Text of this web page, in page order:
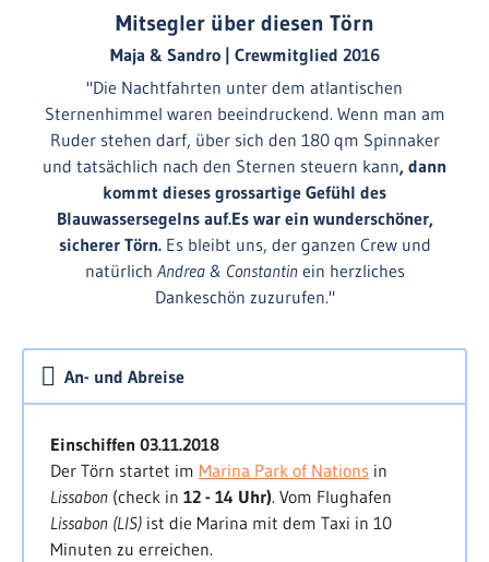
Sinesbis nach Lagos an der Algarve. Für
unseren Seeschlag zu den portugiesischen Inseln
im Atlantischen Ozean passen wir ein günstiges
Wetterfenster ab. Bei 500 sm planen wir drei Tage
und Nächte auf hoher See ein. Die Wachen fahren
wir für die Substanz der Crew schonend im
überlappenden System.
Porto Santo & Madeira
Mit Ansteuerung vonPorto Santo erreichen wir das
Madeira Archipel. Die kleine Insel hat ein
wüstenähnlich trockenes Klima. Nach einer
einen Tagesschlag entfernt liegt. Wir machen im
ResortQuinta do Lorde
Leihwagen und erkunden die von grüner und
wilder Botanik geprägten Insel. Im umtriebigen
Funchal
erleben wir das Ambiente der Altstadt.
Kanarische Inseln
Wir verlassenMadeira
Mitsegler über diesen Törn
Maja & Sandro | Crewmitglied 2016
"Die Nachtfahrten unter dem atlantischen
Sternenhimmel waren beeindruckend. Wenn man am
Ruder stehen darf, über sich den 180 qm Spinnaker
und tatsächlich nach den Sternen steuern kann, dann
kommt dieses grossartige Gefühl des
Blauwassersegelns auf.Es war ein wunderschöner,
sicherer Törn. Es bleibt uns, der ganzen Crew und
natürlich Andrea & Constantinein herzliches
Dankeschön zuzurufen."
An- und Abreise
Einschiffen 03.11.2018
Der Törn startet im Marina Park of Nations in
Lissabon (check in 12 - 14 Uhr). Vom Flughafen
Lissabon (LIS) ist die Marina mit dem Taxi in 10
Minuten zu erreichen.